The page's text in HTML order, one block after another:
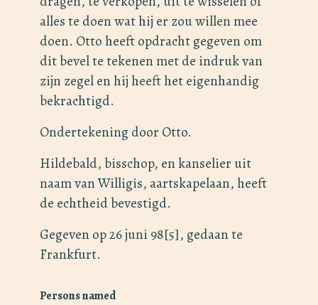
alles te doen wat hij er zou willen mee
doen. Otto heeft opdracht gegeven om
dit bevel te tekenen met de indruk van
zijn zegel en hij heeft het eigenhandig
bekrachtigd.
Ondertekening door Otto.
Hildebald, bisschop, en kanselier uit
naam van Willigis, aartskapelaan, heeft
de echtheid bevestigd.
Gegeven op 26 juni 98[5], gedaan te
Frankfurt.
Persons named